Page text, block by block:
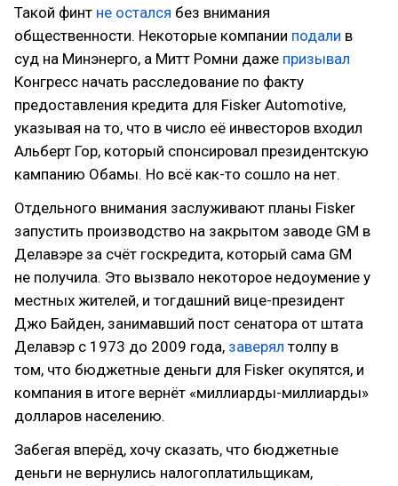
Такой финт не остался без внимания
общественности. Некоторые компании подали в
суд на Минэнерго, а Митт Ромни даже призывал
Конгресс начать расследование по факту
предоставления кредита для Fisker Automotive,
указывая на то, что в число её инвесторов входил
Альберт Гор, который спонсировал президентскую
кампанию Обамы. Но всё как-то сошло на нет.
Отдельного внимания заслуживают планы Fisker
запустить производство на закрытом заводе GM в
Делавэре за счёт госкредита, который сама GM
не получила. Это вызвало некоторое недоумение у
местных жителей, и тогдашний вице-президент
Джо Байден, занимавший пост сенатора от штата
Делавэр с 1973 до 2009 года, заверял толпу в
том, что бюджетные деньги для Fisker окупятся, и
компания в итоге вернёт «миллиарды-миллиарды»
долларов населению.
Забегая вперёд, хочу сказать, что бюджетные
деньги не вернулись налогоплатильщикам,